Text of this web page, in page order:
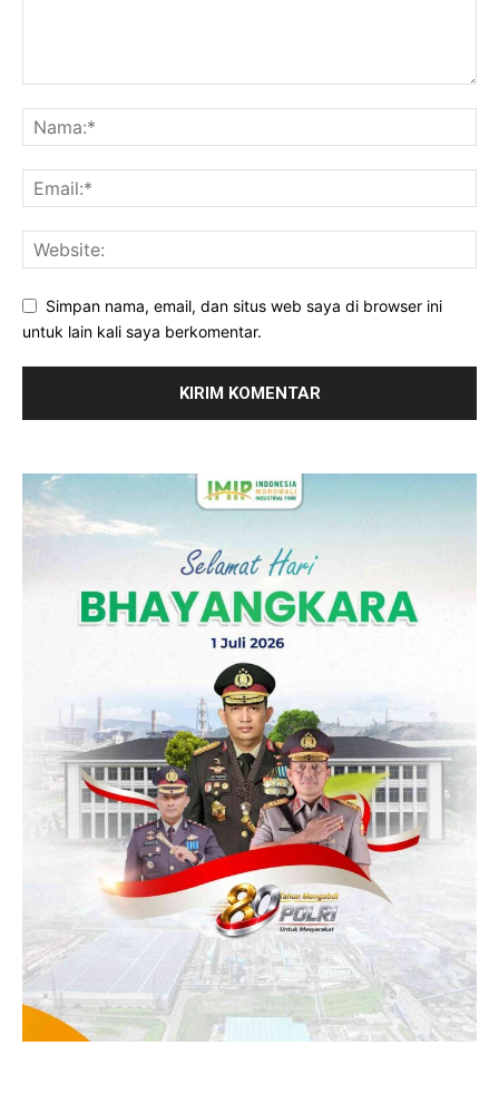
Simpan nama, email, dan situs web saya di browser ini
untuk lain kali saya berkomentar.